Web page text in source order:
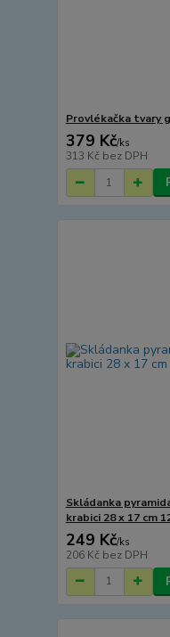
Provlékačka tvary
379 Kč/ks
313 Kč bez DPH
Skládanka
krabici 28 x 17 cm
249 Kč/ks
206 Kč bez DPH